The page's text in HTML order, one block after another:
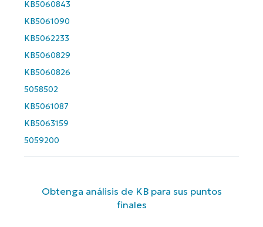
KB5060843
KB5061090
KB5062233
KB5060829
KB5060826
5058502
KB5061087
KB5063159
5059200
Obtenga análisis de KB para sus puntos
finales
Company